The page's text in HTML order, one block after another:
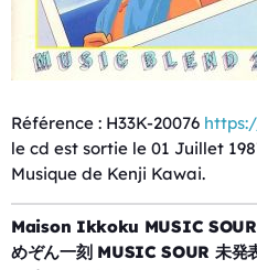
Référence : H33K-20076
le cd est sortie le 01 Juillet
Musique de Kenji Kawai.
Maison Ikkoku MUSIC SOUR
めぞん一刻 MUSIC SOUR 未発